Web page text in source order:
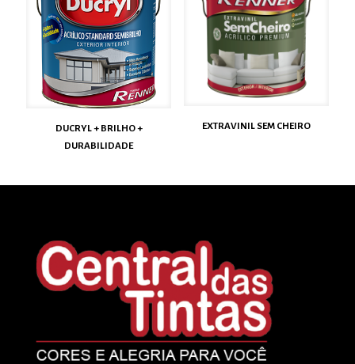
DUCRYL + BRILHO +
DURABILIDADE
EXTRAVINIL SEM CHEIRO